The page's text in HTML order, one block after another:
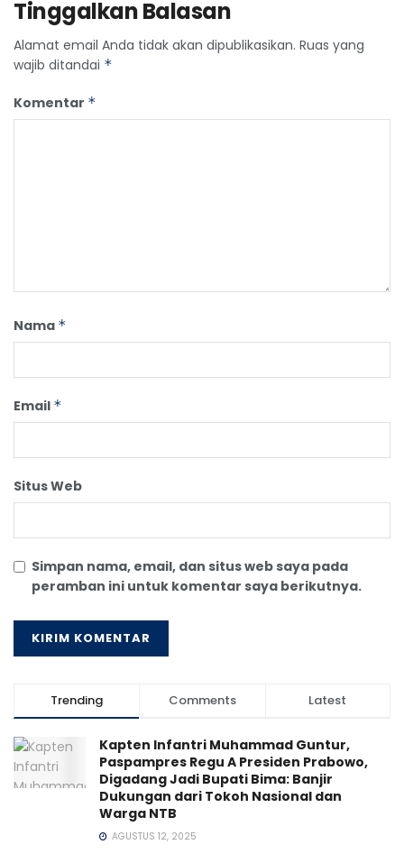
Tinggalkan Balasan
Alamat email Anda tidak akan dipublikasikan. Ruas yang
wajib ditandai *
Komentar *
Nama *
Email *
Situs Web
Simpan nama, email, dan situs web saya pada
peramban ini untuk komentar saya berikutnya.
Trending Comments Latest
Kapten Infantri Muhammad Guntur,
Paspampres Regu A Presiden Prabowo,
Digadang Jadi Bupati Bima: Banjir
Dukungan dari Tokoh Nasional dan
Warga NTB
AGUSTUS 12, 2025